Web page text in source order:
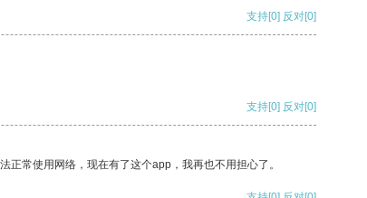
支持[0] 反对[0]
支持[0] 反对[0]
常使用网络，现在有了这个app，我再也不用担心了。